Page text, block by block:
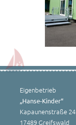
Eigenbetrieb
„Hanse-Kinder“
Kapaunenstraße 24
17489 Greifswald